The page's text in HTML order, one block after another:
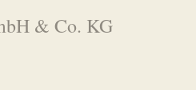
& Co. KG